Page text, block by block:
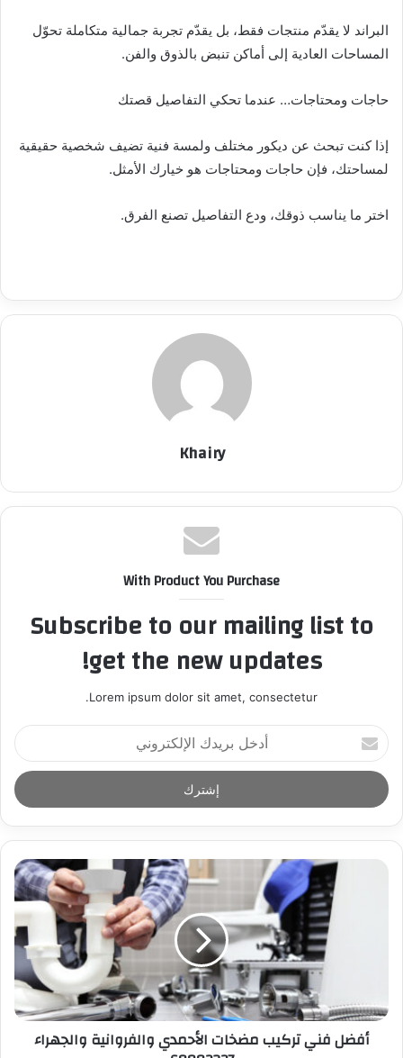
البراند لا يقدّم منتجات فقط، بل يقدّم تجربة جمالية متكاملة تحوّل
المساحات العادية إلى أماكن تنبض بالذوق والفن.
حاجات ومحتاجات… عندما تحكي التفاصيل قصتك
إذا كنت تبحث عن ديكور مختلف ولمسة فنية تضيف شخصية حقيقية
لمساحتك، فإن حاجات ومحتاجات هو خيارك الأمثل.
اختر ما يناسب ذوقك، ودع التفاصيل تصنع الفرق.
Khairy
With Product You Purchase
Subscribe to our mailing list to
get the new updates!
Lorem ipsum dolor sit amet, consectetur.
أ
د
خ
ل
ر
ر
أفضل فني تركيب مضخات الأحمدي والفروانية والجهراء